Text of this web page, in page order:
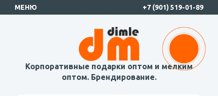
МЕНЮ +7 (901) 519-01-89
Корпоративные подарки оптом и мелким
оптом. Брендирование.